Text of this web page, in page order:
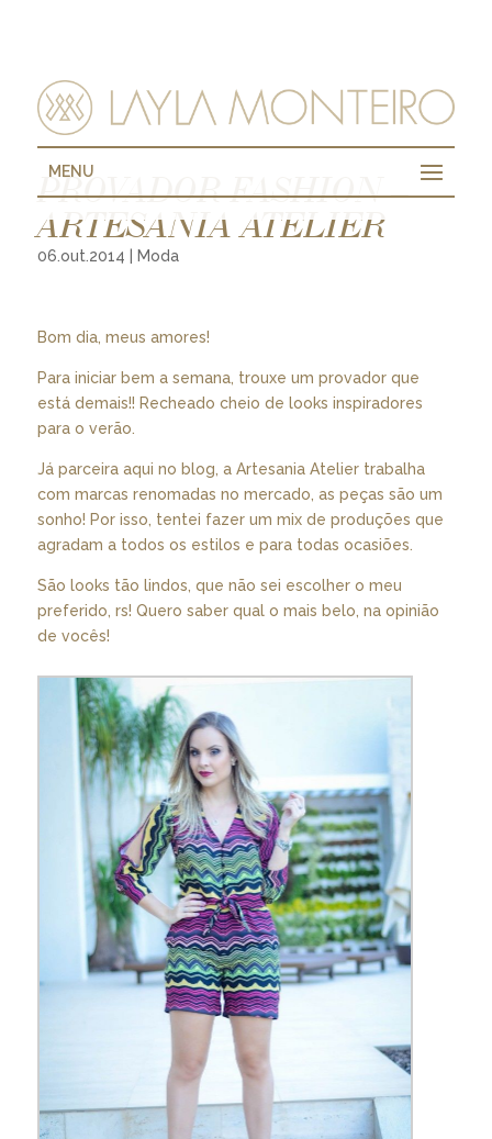
MENU
PROVADOR FASHION –
ARTESANIA ATELIER
06.out.2014 Moda
Bom dia, meus amores!
Para iniciar bem a semana, trouxe um provador que
está demais!! Recheado cheio de looks inspiradores
para o verão.
Já parceira aqui no blog, a Artesania Atelier trabalha
com marcas renomadas no mercado, as peças são um
sonho! Por isso, tentei fazer um mix de produções que
agradam a todos os estilos e para todas ocasiões.
São looks tão lindos, que não sei escolher o meu
preferido, rs! Quero saber qual o mais belo, na opinião
de vocês!